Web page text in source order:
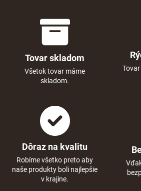
Tovar skladom
Všetok tovar máme
skladom.
Dôraz na kvalitu
Robíme všetko preto aby
naše produkty boli najlepšie
v krajine.